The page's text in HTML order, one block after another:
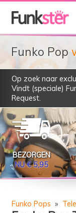
Funko Pop
Op zoek naar
Vindt (speciale)
Request.
BEZORGEN
NU € 5,95
Funko Pops »